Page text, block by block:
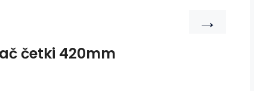
→
četki 420mm